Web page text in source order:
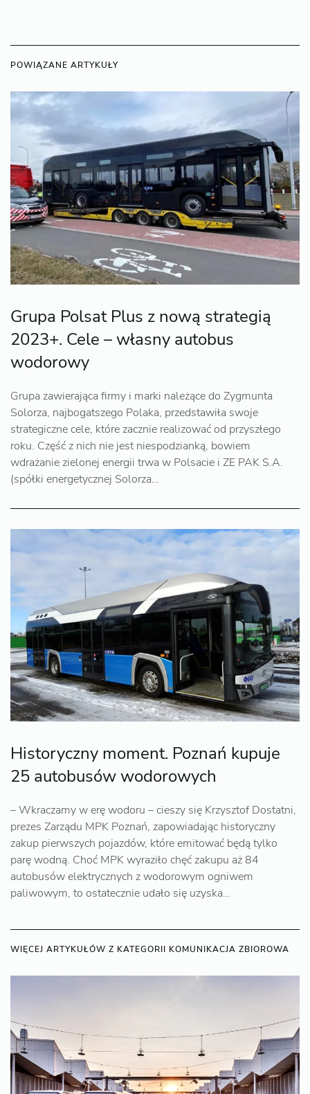
POWIĄZANE ARTYKUŁY
Grupa Polsat Plus z nową strategią
2023+. Cele – własny autobus
wodorowy
Grupa zawierająca firmy i marki należące do Zygmunta
Solorza, najbogatszego Polaka, przedstawiła swoje
strategiczne cele, które zacznie realizować od przyszłego
roku. Część z nich nie jest niespodzianką, bowiem
wdrażanie zielonej energii trwa w Polsacie i ZE PAK S.A.
(spółki energetycznej Solorza…
Historyczny moment. Poznań kupuje
25 autobusów wodorowych
– Wkraczamy w erę wodoru – cieszy się Krzysztof Dostatni,
prezes Zarządu MPK Poznań, zapowiadając historyczny
zakup pierwszych pojazdów, które emitować będą tylko
parę wodną. Choć MPK wyraziło chęć zakupu aż 84
autobusów elektrycznych z wodorowym ogniwem
paliwowym, to ostatecznie udało się uzyska…
WIĘCEJ ARTYKUŁÓW Z KATEGORII KOMUNIKACJA ZBIOROWA